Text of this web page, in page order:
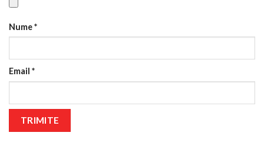
Nume*
Email *